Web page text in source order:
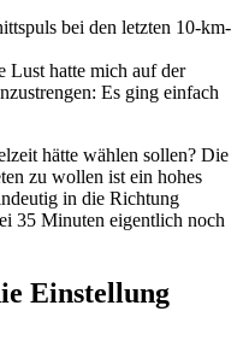
bei den letzten 10-km-
Lust hatte mich auf der
Es ging einfach
hätte wählen sollen? Die
zu wollen ist ein hohes
in die Richtung
35 Minuten eigentlich noch
Einstellung